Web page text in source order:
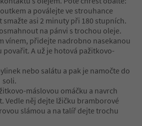
a poválejte ve strouhance
smažte asi 2 minuty při 180 stupních.
na pánvi s trochou oleje.
vínem, přidejte nadrobno nasekanou
A už je hotová pažitkovo-
nebo salátu a pak je namočte do
soli.
máslovou omáčku a navrch
Vedle něj dejte lžičku bramborové
slámou a na talíř dejte trochu